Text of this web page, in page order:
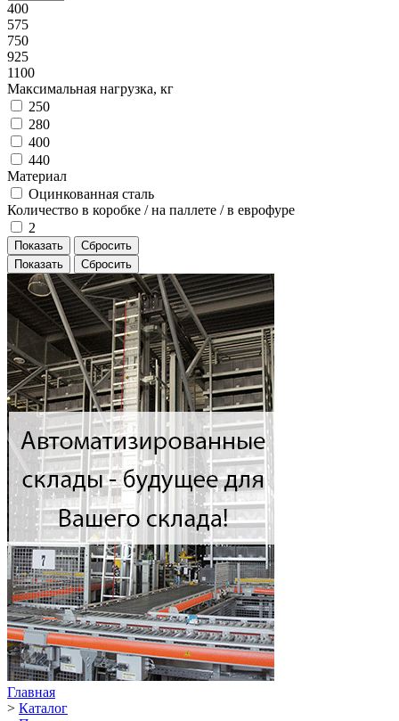
400
575
750
925
1100
Максимальная нагрузка, кг
250
280
400
440
Материал
Оцинкованная сталь
Количество в коробке / на паллете / в еврофуре
2
Показать Сбросить
Главная
> Каталог